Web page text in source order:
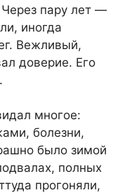
пару лет —
иногда
Вежливый,
доверие. Его
многое:
болезни,
было зимой
полных
прогоняли,